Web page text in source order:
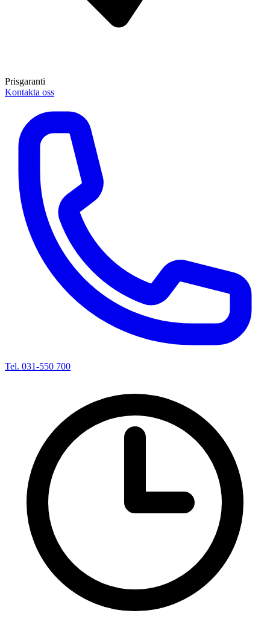
Prisgaranti
Kontakta oss
Tel. 031-550 700